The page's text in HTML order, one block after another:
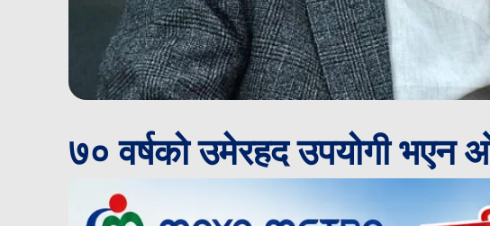
७० वर्षको उमेरहद उपयोगी भएन